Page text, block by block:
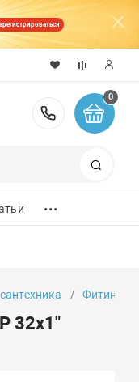
8 (800)
0
...
Фитинги
32х1"